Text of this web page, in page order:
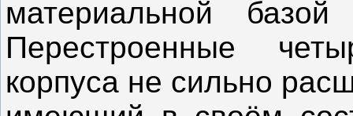
материальной
Перестроенные
корпуса не сильно